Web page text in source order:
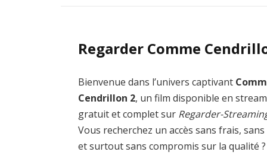
Regarder Comme
Bienvenue dans l’univers captivant
Cendrillon 2, un film disponible en
gratuit et complet sur Regarder-
Vous recherchez un accès sans frais,
et surtout sans compromis sur la qualité